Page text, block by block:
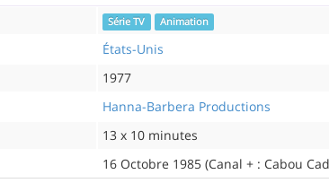
Série TV Animation
États-Unis
1977
Hanna-Barbera Productions
13 x 10 minutes
16 Octobre 1985 (Canal + : Cabou